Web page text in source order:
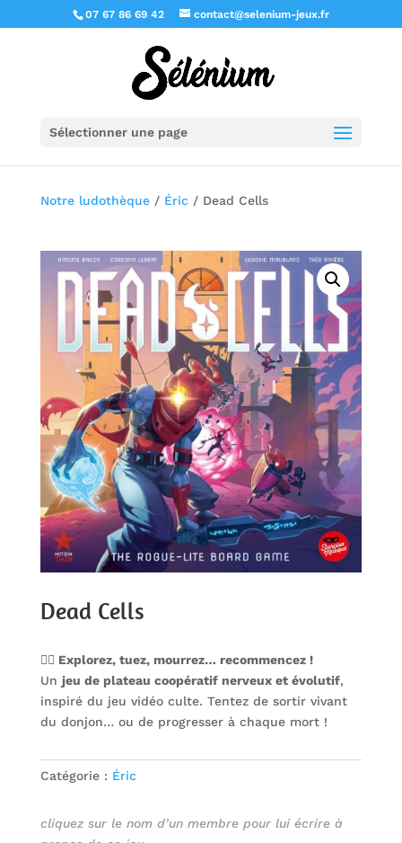
07 67 86 69 42 contact@selenium-jeux.fr
Sélectionner une page
Notre ludothèque/ Éric / Dead Cells
Dead Cells
🧟‍♂️ Explorez, tuez, mourrez… recommencez !
Un jeu de plateau coopératif nerveux et évolutif,
inspiré du jeu vidéo culte. Tentez de sortir vivant
du donjon… ou de progresser à chaque mort !
Catégorie : Éric
cliquez sur le nom d’un membre pour lui écrire à